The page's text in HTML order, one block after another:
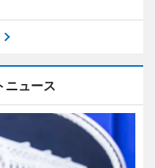
ニュース